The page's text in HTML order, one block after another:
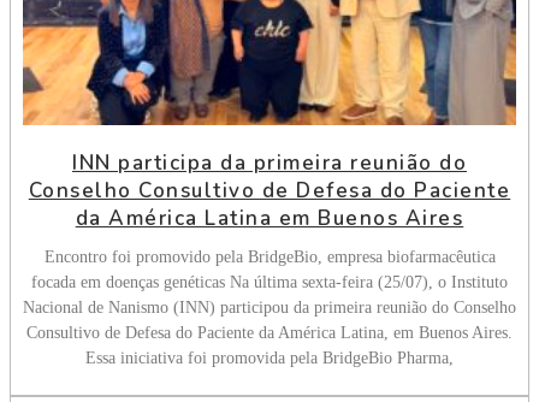
INN participa da primeira reunião do
Conselho Consultivo de Defesa do Paciente
da América Latina em Buenos Aires
Encontro foi promovido pela BridgeBio, empresa biofarmacêutica
focada em doenças genéticas Na última sexta-feira (25/07), o Instituto
Nacional de Nanismo (INN) participou da primeira reunião do Conselho
Consultivo de Defesa do Paciente da América Latina, em Buenos Aires.
Essa iniciativa foi promovida pela BridgeBio Pharma,